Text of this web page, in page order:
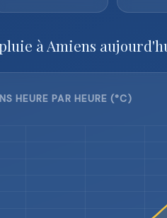
à Amiens
HEURE PAR HEURE (°C)